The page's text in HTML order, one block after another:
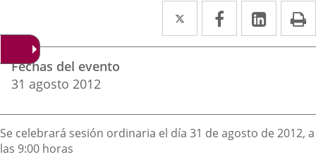
Twitter
Enlace
a
externa.
Facebook
Enlace
a
externa.
Enlace
a
Datos
del
evento
Fechas del evento
31 agosto 2012
Descripción
Se celebrará sesión ordinaria el día 31 de agosto de 2012, a
las 9:00 horas